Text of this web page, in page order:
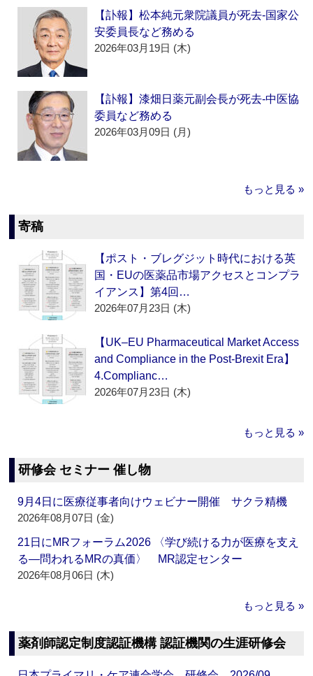
【訃報】松本純元衆院議員が死去‐国家公
安委員長など務める
2026年03月19日 (木)
【訃報】漆畑日薬元副会長が死去‐中医協
委員など務める
2026年03月09日 (月)
もっと見る »
寄稿
【ポスト・ブレグジット時代における英
国・EUの医薬品市場アクセスとコンプラ
イアンス】第4回…
2026年07月23日 (木)
【UK–EU Pharmaceutical Market Access
and Compliance in the Post-Brexit Era】
4.Complianc…
2026年07月23日 (木)
もっと見る »
研修会 セミナー 催し物
9月4日に医療従事者向けウェビナー開催 サクラ精機
2026年08月07日 (金)
21日にMRフォーラム2026 〈学び続ける力が医療を支え
る―問われるMRの真価〉 MR認定センター
2026年08月06日 (木)
もっと見る »
薬剤師認定制度認証機構 認証機関の生涯研修会